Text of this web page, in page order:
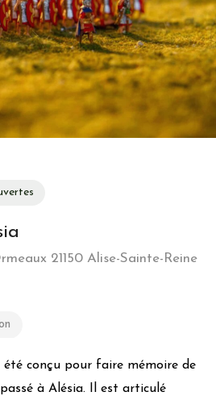
21150 Alise-Sainte-Reine
été conçu pour faire mémoire de
à Alésia. Il est articulé